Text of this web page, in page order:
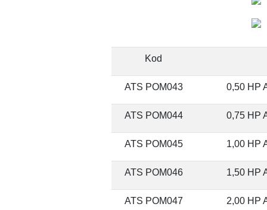
Kod
ATS POM043 0,50 HP
ATS POM044 0,75 HP
ATS POM045 1,00 HP
ATS POM046 1,50 HP
ATS POM047 2,00 HP